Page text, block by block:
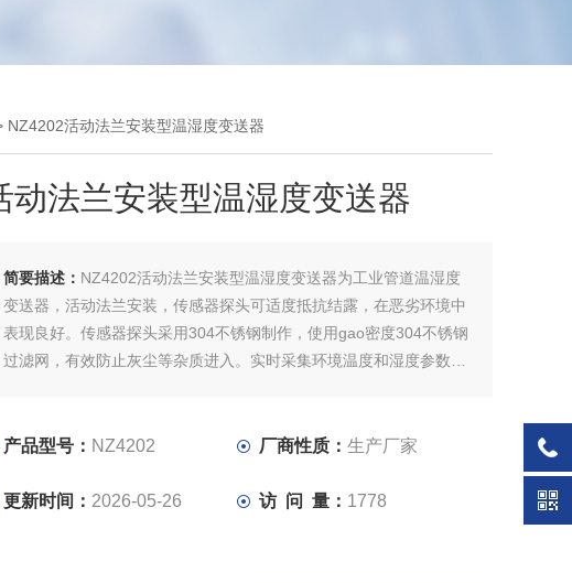
NZ4202活动法兰安装型温湿度变送器
动法兰安装型温湿度变送器
简要描述： NZ4202活动法兰安装型温湿度变送器为工业管道温湿度
变送器，活动法兰安装，传感器探头可适度抵抗结露，在恶劣环境中
表现良好。传感器探头采用304不锈钢制作，使用gao密度304不锈钢
过滤网，有效防止灰尘等杂质进入。实时采集环境温度和湿度参数，
产品型号： NZ4202 厂商性质：生产厂家
更新时间： 2026-05-26 访 问 量： 1778